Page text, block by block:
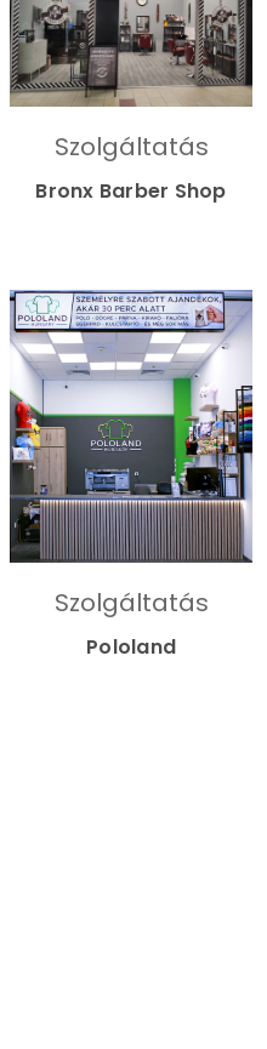
Szolgáltatás
Bronx Barber Shop
Szolgáltatás
Pololand